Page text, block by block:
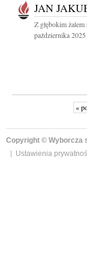
JAN
Z głębokim
października
«
Copyright © Wyborcza
Ustawienia